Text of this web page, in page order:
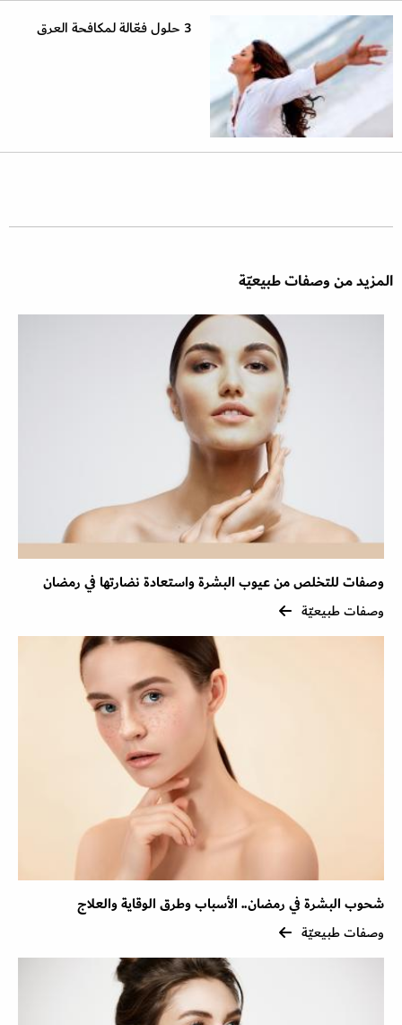
3 حلول فعّالة لمكافحة العرق
المزيد من وصفات طبيعيّة
وصفات للتخلص من عيوب البشرة واستعادة نضارتها في رمضان
وصفات طبيعيّة
شحوب البشرة في رمضان.. الأسباب وطرق الوقاية والعلاج
وصفات طبيعيّة